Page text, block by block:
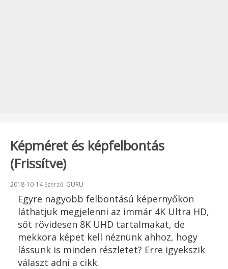
Képméret és képfelbontás
(Frissítve)
Beküldve:
2018-10-14Szerző: GURU
Egyre nagyobb felbontású képernyőkön
láthatjuk megjelenni az immár 4K Ultra HD,
sőt rövidesen 8K UHD tartalmakat, de
mekkora képet kell néznünk ahhoz, hogy
lássunk is minden részletet? Erre igyekszik
választ adni a cikk.